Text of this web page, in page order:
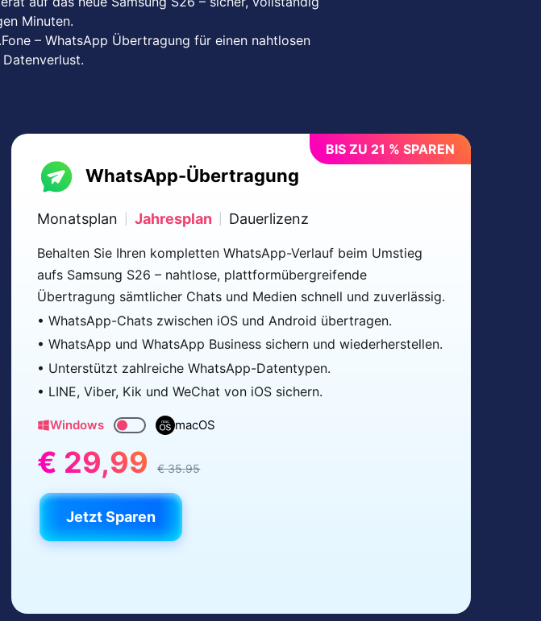
Minuten.
– WhatsApp Übertragung für einen nahtlosen
BIS ZU 21 % SPAREN
WhatsApp-Übertragung
Monatsplan Jahresplan Dauerlizenz
Behalten Sie Ihren kompletten WhatsApp-Verlauf beim Umstieg
aufs Samsung S26 – nahtlose, plattformübergreifende
Übertragung sämtlicher Chats und Medien schnell und zuverlässig.
• WhatsApp-Chats zwischen iOS und Android übertragen.
• WhatsApp und WhatsApp Business sichern und wiederherstellen.
• Unterstützt zahlreiche WhatsApp-Datentypen.
• LINE, Viber, Kik und WeChat von iOS sichern.
Windows macOS
€ 29,99 € 35.95
Jetzt Sparen